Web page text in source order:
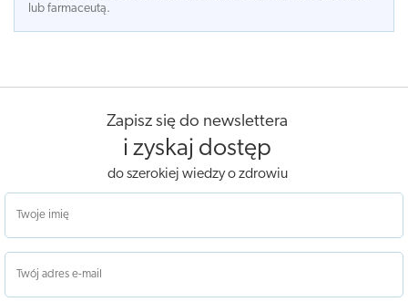
lub farmaceutą.
Zapisz się do newslettera
i zyskaj dostęp
do szerokiej wiedzy o zdrowiu